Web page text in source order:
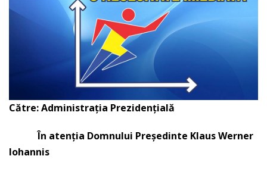
Către: Administraţia Prezidenţială
În atenţia Domnului Preşedinte Klaus Werner
Iohannis